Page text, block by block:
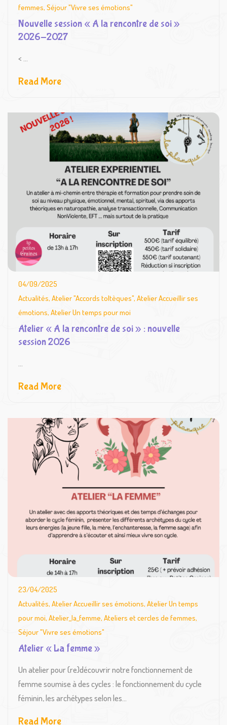
femmes, Séjour "Vivre ses émotions"
Nouvelle session « A la rencontre de soi »
2026-2027
< ...
Read More
04/09/2025
Actualités, Atelier "Accords toltèques", Atelier Accueillir ses
émotions, Atelier Un temps pour moi
Atelier « A la rencontre de soi » : nouvelle
session 2026
Read More
23/04/2025
Actualités, Atelier Accueillir ses émotions, Atelier Un temps
pour moi, Atelier_la_femme, Ateliers et cercles de femmes,
Séjour "Vivre ses émotions"
Atelier « La femme »
Un atelier pour (re)découvrir notre fonctionnement de
femme soumise à des cycles : le fonctionnement du cycle
féminin, les archétypes selon les...
Read More